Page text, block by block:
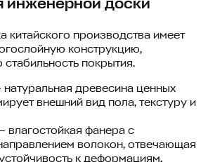
китайского производства имеет
конструкцию,
покрытия.
натуральная древесина ценных
внешний вид пола, текстуру и
влагостойкая фанера с
волокон, отвечающая
к деформациям.